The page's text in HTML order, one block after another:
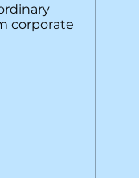
corporate